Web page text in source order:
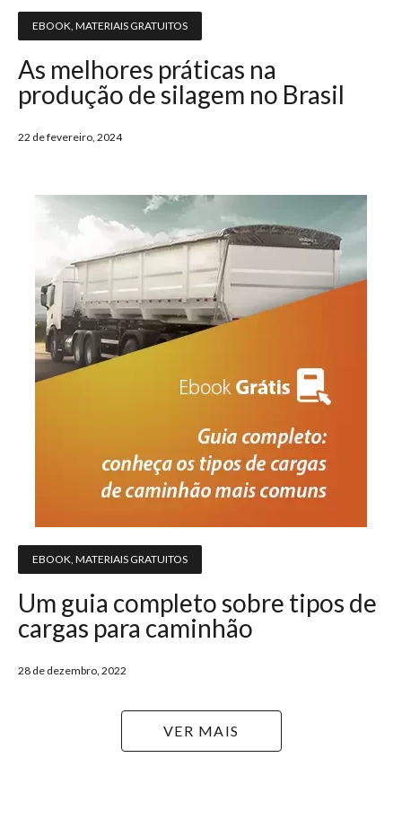
EBOOK, MATERIAIS GRATUITOS
As melhores práticas na
produção de silagem no Brasil
22 de fevereiro, 2024
EBOOK, MATERIAIS GRATUITOS
Um guia completo sobre tipos de
cargas para caminhão
28 de dezembro, 2022
VER MAIS